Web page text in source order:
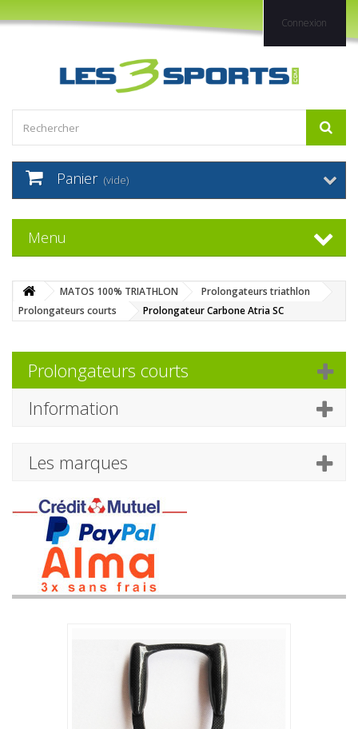
Connexion
Panier (vide)
Menu
MATOS 100% TRIATHLON
Prolongateurs triathlon
Prolongateurs courts
Prolongateur Carbone Atria SC
Prolongateurs courts
Information
Les marques